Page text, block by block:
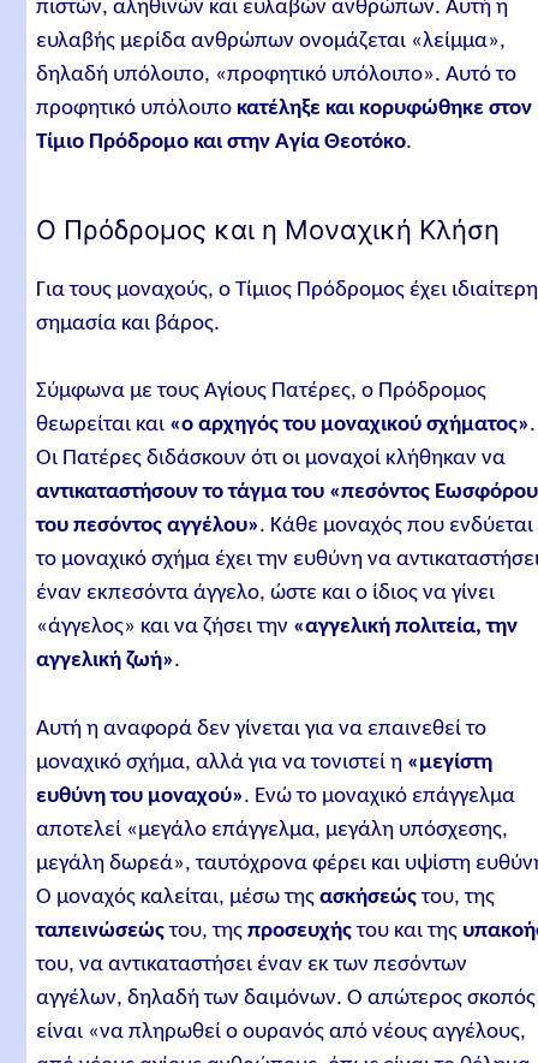
πιστών, αληθινών και ευλαβών ανθρώπων. Αυτή η
ευλαβής μερίδα ανθρώπων ονομάζεται «λείμμα»,
δηλαδή υπόλοιπο, «προφητικό υπόλοιπο». Αυτό το
προφητικό υπόλοιπο κατέληξε και κορυφώθηκε στον
Τίμιο Πρόδρομο και στην Αγία Θεοτόκο.
Ο Πρόδρομος και η Μοναχική Κλήση
Για τους μοναχούς, ο Τίμιος Πρόδρομος έχει ιδιαίτερη
σημασία και βάρος.
Σύμφωνα με τους Αγίους Πατέρες, ο Πρόδρομος
θεωρείται και «ο αρχηγός του μοναχικού σχήματος».
Οι Πατέρες διδάσκουν ότι οι μοναχοί κλήθηκαν να
αντικαταστήσουν το τάγμα του «πεσόντος
του πεσόντος αγγέλου». Κάθε μοναχός που ενδύεται
το μοναχικό σχήμα έχει την ευθύνη να
έναν εκπεσόντα άγγελο, ώστε και ο ίδιος να γίνει
«άγγελος» και να ζήσει την «αγγελική πολιτεία, την
αγγελική ζωή».
Αυτή η αναφορά δεν γίνεται για να επαινεθεί το
μοναχικό σχήμα, αλλά για να τονιστεί η «μεγίστη
ευθύνη του μοναχού». Ενώ το μοναχικό επάγγελμα
αποτελεί «μεγάλο επάγγελμα, μεγάλη υπόσχεσης,
μεγάλη δωρεά», ταυτόχρονα φέρει και υψίστη
Ο μοναχός καλείται, μέσω τηςασκήσεώςτου, της
ταπεινώσεώςτου, τηςπροσευχήςτου και της
του, να αντικαταστήσει έναν εκ των πεσόντων
αγγέλων, δηλαδή των δαιμόνων. Ο απώτερος σκοπός
είναι «να πληρωθεί ο ουρανός από νέους αγγέλους,